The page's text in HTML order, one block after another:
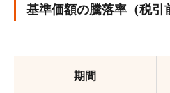
基準価額の騰落率（税引
期間